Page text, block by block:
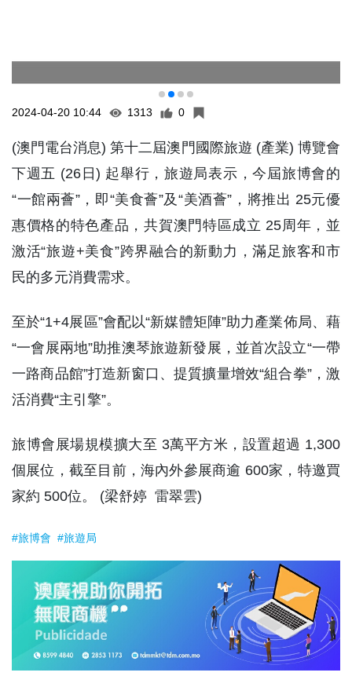
2024-04-20 10:44 1313 0
(澳門電台消息) 第十二屆澳門國際旅遊 (產業) 博覽會
下週五 (26日) 起舉行，旅遊局表示，今屆旅博會的
“一館兩薈”，即“美食薈”及“美酒薈”，將推出 25元優
惠價格的特色產品，共賀澳門特區成立 25周年，並
激活“旅遊+美食”跨界融合的新動力，滿足旅客和市
民的多元消費需求。
至於“1+4展區”會配以“新媒體矩陣”助力產業佈局、藉
“一會展兩地”助推澳琴旅遊新發展，並首次設立“一帶
一路商品館”打造新窗口、提質擴量增效“組合拳”，激
活消費“主引擎”。
旅博會展場規模擴大至 3萬平方米，設置超過 1,300
個展位，截至目前，海內外參展商逾 600家，特邀買
家約 500位。 (梁舒婷 雷翠雲)
#旅博會 #旅遊局